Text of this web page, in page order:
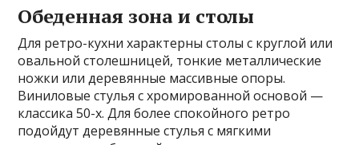
Обеденная зона и столы
Для ретро-кухни характерны столы с круглой или
овальной столешницей, тонкие металлические
ножки или деревянные массивные опоры.
Виниловые стулья с хромированной основой —
классика 50-х. Для более спокойного ретро
подойдут деревянные стулья с мягкими